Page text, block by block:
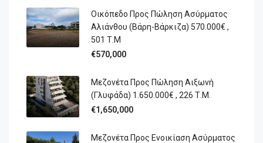
Οικόπεδο Προς Πώληση Ασύρματος
Αλιάνθου (Βάρη-Βάρκιζα) 570.000€ ,
501 Τ.Μ
€570,000
Μεζονέτα Προς Πώληση Αιξωνή
(Γλυφάδα) 1.650.000€ , 226 Τ.Μ.
€1,650,000
Μεζονέτα Προς Ενοικίαση Ασύρματος